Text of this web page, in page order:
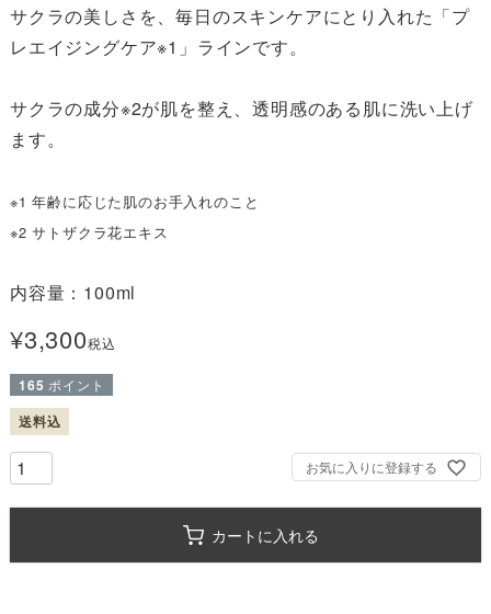
サクラの美しさを、毎日のスキンケアにとり入れた「プ
レエイジングケア※1」ラインです。
サクラの成分※2が肌を整え、透明感のある肌に洗い上げ
ます。
※1 年齢に応じた肌のお手入れのこと
※2 サトザクラ花エキス
内容量：100ml
¥3,300税込
165 ポイント
送料込
お気に入りに登録する
カートに入れる